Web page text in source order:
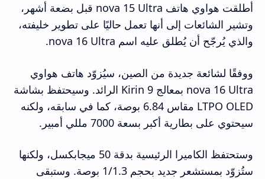
أطلقت هواوي هاتف nova 15 Ultra قبل بضعة أشهر،
وتشير الشائعات إلى أنها تعمل حاليًا على تطوير خليفته،
والذي يُرجّح أن يُطلق عليه اسم nova 16 Ultra.
ووفقًا لشائعة جديدة من الصين، سيُزوّد ​​هاتف هواوي
nova 16 Ultra بمعالج Kirin 9 الرائد. وسيحتفظ بشاشة
LTPO OLED مقاس 6.84 بوصة، كما في سابقه، ولكنه
سيحتوي على بطارية أكبر بسعة 7000 مللي أمبير.
وستحتفظ الكاميرا الرئيسية بدقة 50 ميجابكسل، ولكنها
ستُزوّد ​​بمستشعر جديد بحجم 1/1.3 بوصة. وستبقى